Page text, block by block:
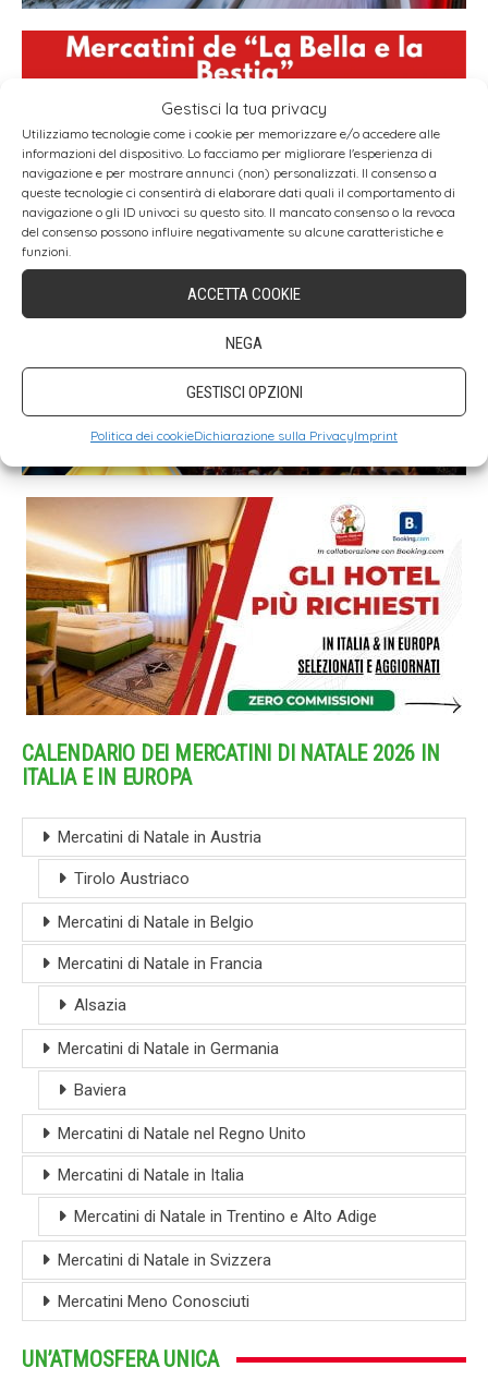
Gestisci la tua privacy
Utilizziamo tecnologie come i cookie per memorizzare e/o accedere alle
informazioni del dispositivo. Lo facciamo per migliorare l'esperienza di
navigazione e per mostrare annunci (non) personalizzati. Il consenso a
queste tecnologie ci consentirà di elaborare dati quali il comportamento di
navigazione o gli ID univoci su questo sito. Il mancato consenso o la revoca
del consenso possono influire negativamente su alcune caratteristiche e
funzioni.
ACCETTA COOKIE
NEGA
GESTISCI OPZIONI
Politica dei cookieDichiarazione sulla PrivacyImprint
CALENDARIO DEI MERCATINI DI NATALE 2026 IN
ITALIA E IN EUROPA
Mercatini di Natale in Austria
Tirolo Austriaco
Mercatini di Natale in Belgio
Mercatini di Natale in Francia
Alsazia
Mercatini di Natale in Germania
Baviera
Mercatini di Natale nel Regno Unito
Mercatini di Natale in Italia
Mercatini di Natale in Trentino e Alto Adige
Mercatini di Natale in Svizzera
Mercatini Meno Conosciuti
UN’ATMOSFERA UNICA